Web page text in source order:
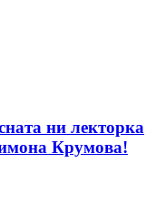
ни лекторка
Крумова!